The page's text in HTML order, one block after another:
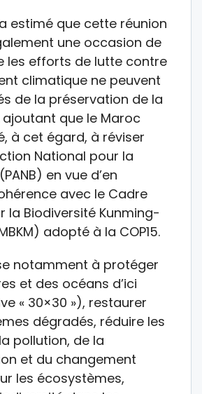
estimé que cette réunion
une occasion de
les efforts de lutte contre
climatique ne peuvent
de la préservation de la
que le Maroc
à cet égard, à réviser
National pour la
en vue d’en
avec le Cadre
la Biodiversité Kunming-
adopté à la COP15.
notamment à protéger
et des océans d’ici
« 30×30 »), restaurer
dégradés, réduire les
pollution, de la
et du changement
les écosystèmes,